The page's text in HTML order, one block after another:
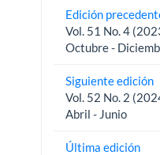
Edición
Vol. 51 No. 4
Octubre -
Siguiente edición
Vol. 52 No. 2
Abril - Junio
Última edición